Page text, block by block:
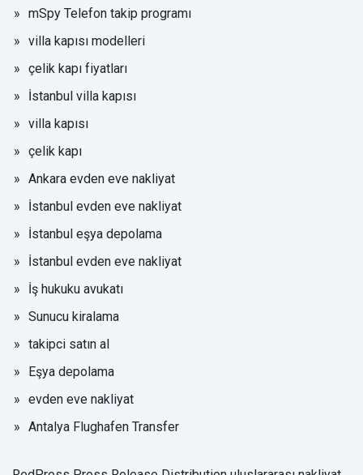
mSpy Telefon takip programı
villa kapısı modelleri
çelik kapı fiyatları
İstanbul villa kapısı
villa kapısı
çelik kapı
Ankara evden eve nakliyat
İstanbul evden eve nakliyat
İstanbul eşya depolama
İstanbul evden eve nakliyat
İş hukuku avukatı
Sunucu kiralama
takipci satın al
Eşya depolama
evden eve nakliyat
Antalya Flughafen Transfer